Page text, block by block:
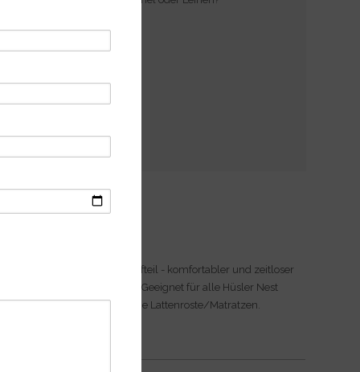
News und Tipps
Massivholzbett LANI mit Kopfteil - komfortabler und zeitloser
Bettrahmen aus Massivholz. Geeignet für alle Hüsler Nest
Schlafsysteme und klassische Lattenroste/Matratzen.